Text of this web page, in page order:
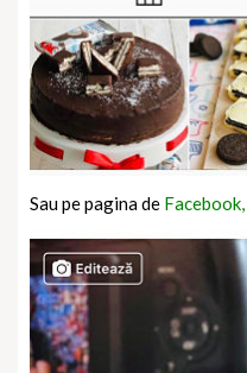
Sau pe pagina de Facebook,